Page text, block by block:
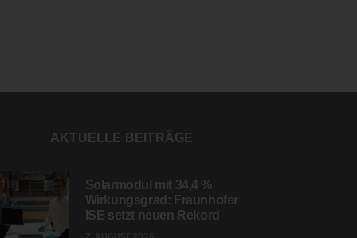
AKTUELLE BEITRÄGE
Solarmodul mit 34,4 %
Wirkungsgrad: Fraunhofer
ISE setzt neuen Rekord